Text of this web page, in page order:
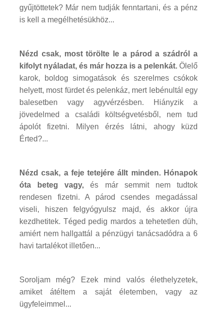
gyűjtöttetek? Már nem tudják fenntartani, és a pénz
is kell a megélhetésükhöz...
Nézd csak, most törölte le a párod a szádról a
kifolyt nyáladat, és már hozza is a pelenkát. Ölelő
karok, boldog simogatások és szerelmes csókok
helyett, most fürdet és pelenkáz, mert lebénultál egy
balesetben vagy agyvérzésben. Hiányzik a
jövedelmed a családi költségvetésből, nem tud
ápolót fizetni. Milyen érzés látni, ahogy küzd
Érted?...
Nézd csak, a feje tetejére állt minden. Hónapok
óta beteg vagy, és már semmit nem tudtok
rendesen fizetni. A párod csendes megadással
viseli, hiszen felgyógyulsz majd, és akkor újra
kezdhetitek. Téged pedig mardos a tehetetlen düh,
amiért nem hallgattál a pénzügyi tanácsadódra a 6
havi tartalékot illetően...
Soroljam még? Ezek mind valós élethelyzetek,
amiket átéltem a saját életemben, vagy az
ügyfeleimmel...